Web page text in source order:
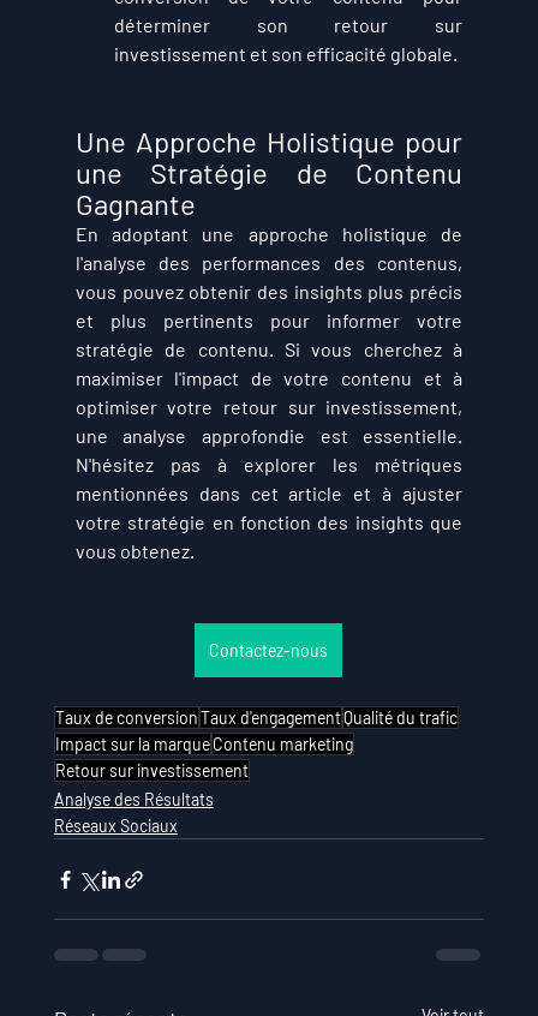
déterminer son retour sur
investissement et son efficacité globale.
Une Approche Holistique pour
une Stratégie de Contenu
Gagnante
En adoptant une approche holistique de
l'analyse des performances des contenus,
vous pouvez obtenir des insights plus précis
et plus pertinents pour informer votre
stratégie de contenu. Si vous cherchez à
maximiser l'impact de votre contenu et à
optimiser votre retour sur investissement,
une analyse approfondie est essentielle.
N'hésitez pas à explorer les métriques
mentionnées dans cet article et à ajuster
votre stratégie en fonction des insights que
vous obtenez.
Contactez-nous
Taux de conversionTaux d'engagementQualité du trafic
Impact sur la marqueContenu marketing
Retour sur investissement
Analyse des Résultats
Réseaux Sociaux